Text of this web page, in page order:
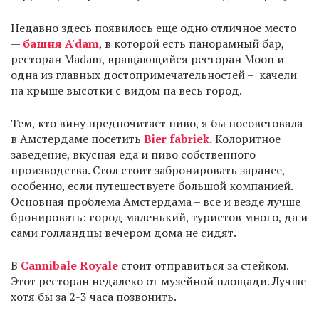
Недавно здесь появилось еще одно отличное место
— башня A'dam, в которой есть панорамный бар,
ресторан Madam, вращающийся ресторан Moon и
одна из главных достопримечательностей – качели
на крыше высотки с видом на весь город.
Тем, кто вину предпочитает пиво, я бы посоветовала
в Амстердаме посетить Bier fabriek.Колоритное
заведение, вкусная еда и пиво собственного
производства. Стол стоит забронировать заранее,
особенно, если путешествуете большой компанией.
Основная проблема Амстердама – все и везде лучше
бронировать: город маленький, туристов много, да и
сами голландцы вечером дома не сидят.
В Cannibale Royale стоит отправиться за стейком.
Этот ресторан недалеко от музейной площади. Лучше
хотя бы за 2-3 часа позвонить.